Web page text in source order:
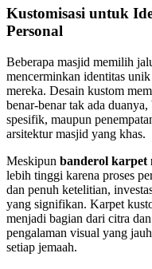
Kustomisasi untuk
Personal
Beberapa masjid memilih
mencerminkan identitas
mereka. Desain kustom
benar-benar tak ada
spesifik, maupun
arsitektur masjid yang khas.
Meskipun banderol karpet
lebih tinggi karena proses
dan penuh ketelitian,
yang signifikan. Karpet
menjadi bagian dari citra
pengalaman visual yang
setiap jemaah.